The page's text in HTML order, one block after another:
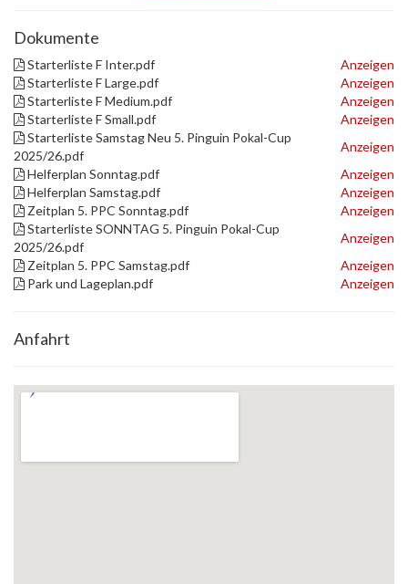
Dokumente
Starterliste F Inter.pdf
Anzeigen
Starterliste F Large.pdf
Anzeigen
Starterliste F Medium.pdf
Anzeigen
Starterliste F Small.pdf
Anzeigen
Starterliste Samstag Neu 5. Pinguin Pokal-Cup
2025/26.pdf
Anzeigen
Helferplan Sonntag.pdf
Anzeigen
Helferplan Samstag.pdf
Anzeigen
Zeitplan 5. PPC Sonntag.pdf
Anzeigen
Starterliste SONNTAG 5. Pinguin Pokal-Cup
2025/26.pdf
Anzeigen
Zeitplan 5. PPC Samstag.pdf
Anzeigen
Park und Lageplan.pdf
Anzeigen
Anfahrt